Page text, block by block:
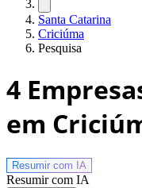
Santa Catarina
Criciúma
Pesquisa
4
em
Resumir com IA
Resumir com IA